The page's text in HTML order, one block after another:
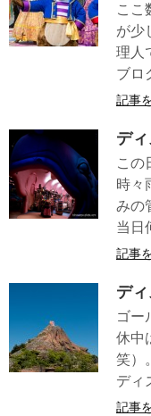
ここ
が少
理人
ブロ
記事
デ
この
時々
みの
当日
記事
デ
ゴー
休中
笑）
ディ
記事